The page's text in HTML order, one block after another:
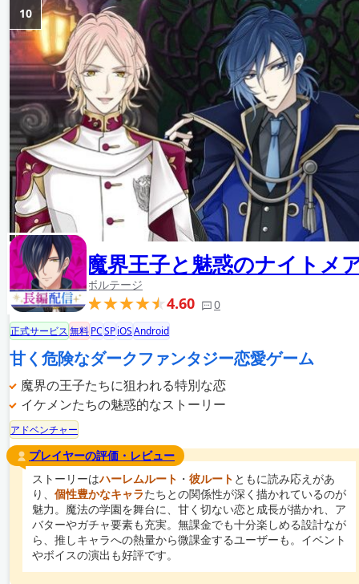
魔界王子と魅惑のナイトメ
ボルテージ
4.60 0
10
正式サービス無料PCSPiOSAndroid
甘く危険なダークファンタジー恋愛ゲーム
魔界の王子たちに狙われる特別な恋
イケメンたちの魅惑的なストーリー
アドベンチャー
プレイヤーの評価・レビュー
ストーリーはハーレムルート ・ 彼ルート ともに読み応えがあ
り、 個性豊かなキャラたちとの関係性が深く描かれているのが
魅力。魔法の学園を舞台に、甘く切ない恋と成長が描かれ、ア
バターやガチャ要素も充実。無課金でも十分楽しめる設計なが
ら、推しキャラへの熱量から微課金するユーザーも。イベント
やボイスの演出も好評です。